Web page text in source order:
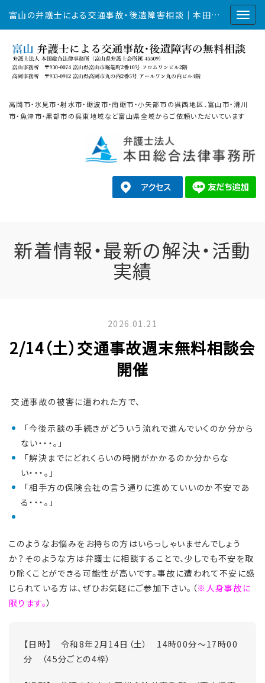
富山の弁護士による交通事故・後遺障害相談｜本田総合法律事務所
高岡市・氷見市・射水市・砺波市・南砺市・小矢部市の呉西地区、富山市・滑川
市・魚津市・黒部市の呉東地域など富山県全域からご依頼いただいています
新着情報・最新の解決・活動
実績
2026.01.21
2/14（土）交通事故週末無料相談会
開催
交通事故の被害に遭われた方で、
「今後示談の手続きがどういう流れで進んでいくのか分から
ない・・・。」
「解決までにどれくらいの時間がかかるのか分からな
い・・・。」
「相手方の保険会社の言う通りに進めていいのか不安であ
る・・・。」
このようなお悩みをお持ちの方はいらっしゃいませんでしょう
か？そのような方は弁護士に相談することで、少しでも不安を取
り除くことができる可能性が高いです。事故に遭われて不安に感
じられている方は、ぜひお気軽にご参加下さい。（※人身事故に
限ります。）
【日時】 令和8年2月14日（土） 14時00分～17時00
分 （45分ごとの4枠）